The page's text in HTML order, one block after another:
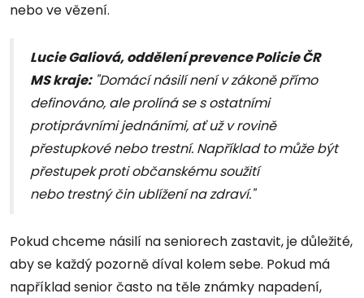
nebo ve vězení.
Lucie Galiová, oddělení prevence Policie ČR
MS kraje:"Domácí násilí není v zákoně přímo
definováno, ale prolíná se s ostatními
protiprávními jednáními, ať už v rovině
přestupkové nebo trestní. Například to může být
přestupek proti občanskému soužití
nebo trestný čin ublížení na zdraví."
Pokud chceme násilí na seniorech zastavit, je důležité,
aby se každý pozorně díval kolem sebe. Pokud má
například senior často na těle známky napadení,